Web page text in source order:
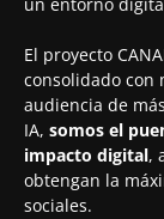
El proyecto
consolidado con
audiencia de
IA, somos el
impacto digital,
obtengan la
sociales.